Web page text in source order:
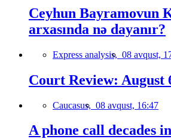
Ceyhun Bayramovun
arxasında nə dayanır?
Express analysis, 08 avqust,
Court Review: August
Caucasus, 08 avqust, 16:47
A phone call decades